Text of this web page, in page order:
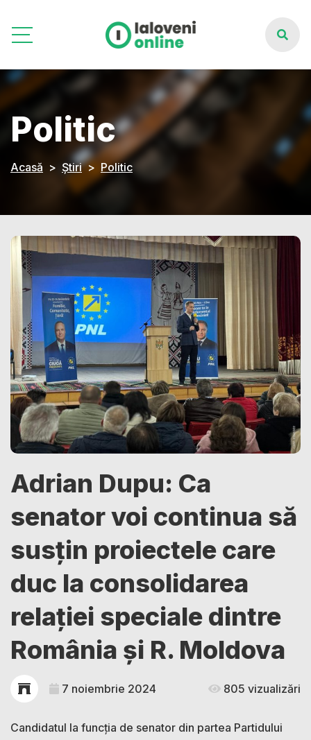
Politic
Acasă Știri Politic
Adrian Dupu: Ca
senator voi continua să
susțin proiectele care
duc la consolidarea
relației speciale dintre
România și R. Moldova
7 noiembrie 2024 805 vizualizări
Candidatul la funcția de senator din partea Partidului